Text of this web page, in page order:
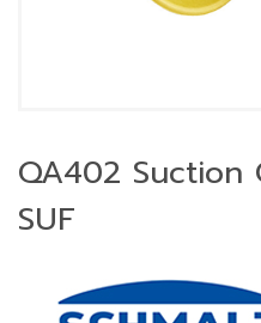
QA402 Suction
SUF